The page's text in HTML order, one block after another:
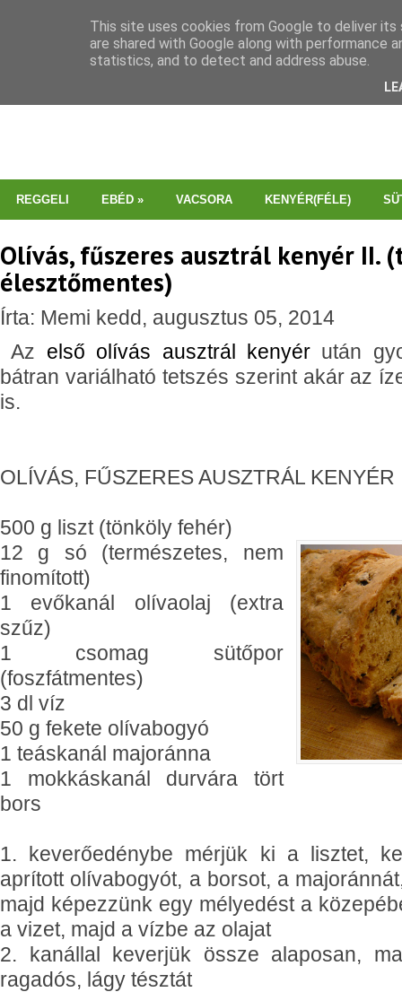
REGGELI EBÉD » VACSORA KENYÉR(FÉLE)
Olívás, fűszeres ausztrál kenyér II.
élesztőmentes)
Írta: Memi kedd, augusztus 05, 2014
Az első olívás ausztrál kenyér után
bátran variálható tetszés szerint akár az
is.
OLÍVÁS, FŰSZERES AUSZTRÁL KENYÉR
500 g liszt (tönköly fehér)
12 g só (természetes, nem
finomított)
1 evőkanál olívaolaj (extra
szűz)
1 csomag sütőpor
(foszfátmentes)
3 dl víz
50 g fekete olívabogyó
1 teáskanál majoránna
1 mokkáskanál durvára tört
bors
1. keverőedénybe mérjük ki a lisztet,
aprított olívabogyót, a borsot, a
majd képezzünk egy mélyedést a
a vizet, majd a vízbe az olajat
2. kanállal keverjük össze alaposan,
ragadós, lágy tésztát
This site uses cookies from Google to deliver
are shared with Google along with performance
statistics, and to detect and address abuse.